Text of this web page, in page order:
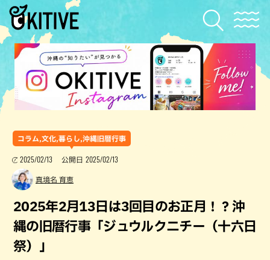
コラム,文化,暮らし,沖縄旧暦行事
2025/02/13 公開日 2025/02/13
真境名 育恵
2025年2月13日は3回目のお正月！？沖
縄の旧暦行事「ジュウルクニチー（十六日
祭）」